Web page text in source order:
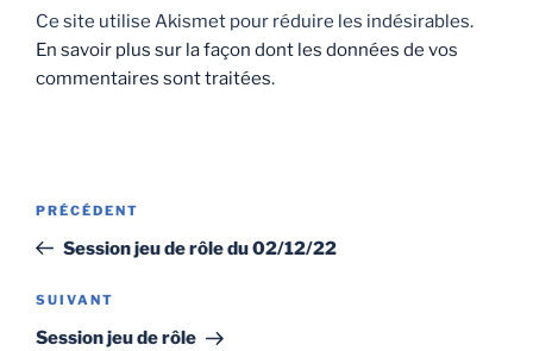
Ce site utilise Akismet pour réduire les indésirables.
En savoir plus sur la façon dont les données de vos
commentaires sont traitées.
Navigation
l’article
Article
précédent
PRÉCÉDENT
Session jeu de rôle du 02/12/22
Article
suivant
SUIVANT
Session jeu de rôle